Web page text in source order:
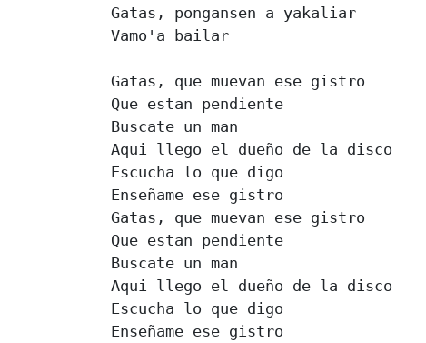
Gatas, pongansen a yakaliar
Vamo'a bailar
Gatas, que muevan ese gistro
Que estan pendiente
Buscate un man
Aqui llego el dueño de la disco
Escucha lo que digo
Enseñame ese gistro
Gatas, que muevan ese gistro
Que estan pendiente
Buscate un man
Aqui llego el dueño de la disco
Escucha lo que digo
Enseñame ese gistro